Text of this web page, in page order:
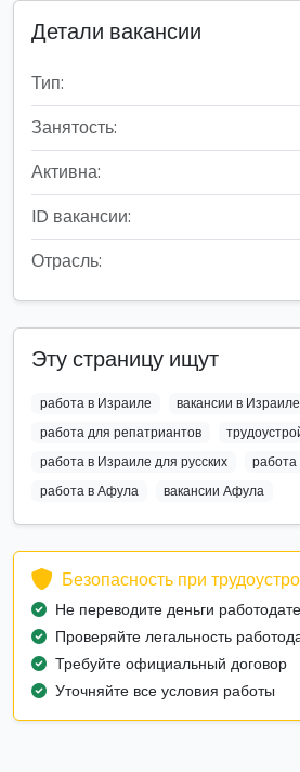
Детали вакансии
Тип:
Занятость:
Активна:
ID вакансии:
Отрасль:
Эту страницу ищут
работа в Израиле
вакансии в Израиле
работа для репатриантов
работа в Израиле для русских
работа в Афула
вакансии Афула
Безопасность при
Не переводите деньги
Проверяйте легальность
Требуйте официальный договор
Уточняйте все условия работы